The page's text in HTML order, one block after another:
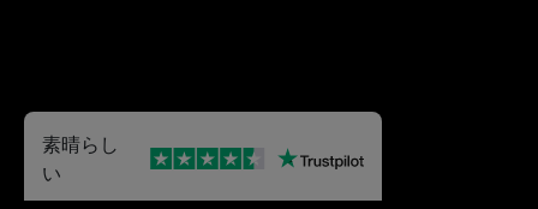
素晴らし
い